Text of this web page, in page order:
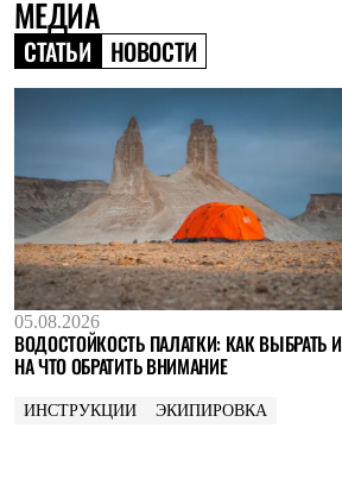
Где купить
МЕДИА
СТАТЬИ НОВОСТИ
05.08.2026
ВОДОСТОЙКОСТЬ ПАЛАТКИ: КАК ВЫБРАТЬ И
НА ЧТО ОБРАТИТЬ ВНИМАНИЕ
ИНСТРУКЦИИ ЭКИПИРОВКА